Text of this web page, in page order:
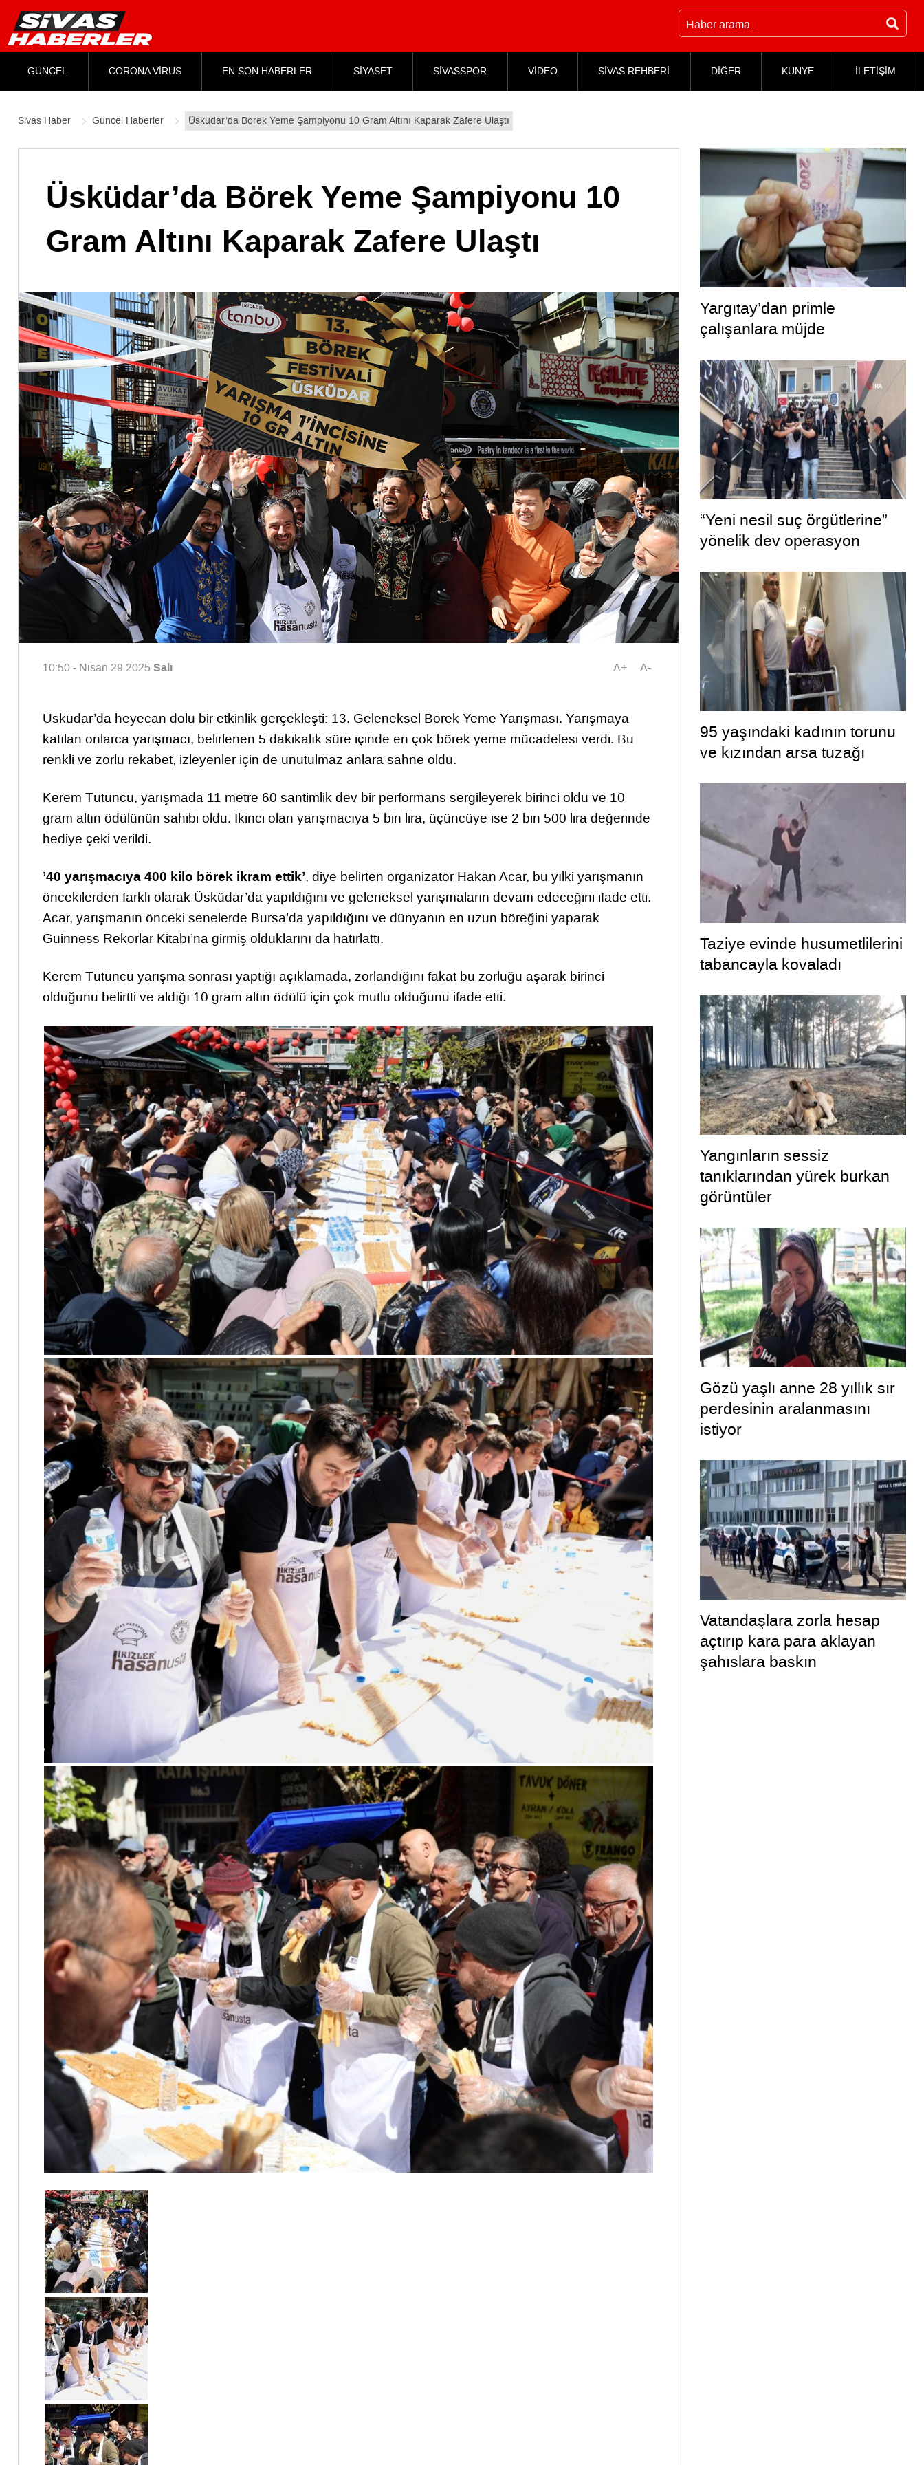
GÜNCEL CORONA VİRÜS EN SON HABERLER SİYASET SİVASSPOR VİDEO SİVAS REHBERİ DİĞER KÜNYE İLETİŞİM
Sivas Haber Güncel Haberler Üsküdar’da Börek Yeme Şampiyonu 10 Gram Altını Kaparak Zafere Ulaştı
Üsküdar’da Börek Yeme Şampiyonu 10
Gram Altını Kaparak Zafere Ulaştı
10:50 - Nisan 29 2025Salı A+ A-
Üsküdar’da heyecan dolu bir etkinlik gerçekleşti: 13. Geleneksel Börek Yeme Yarışması. Yarışmaya
katılan onlarca yarışmacı, belirlenen 5 dakikalık süre içinde en çok börek yeme mücadelesi verdi. Bu
renkli ve zorlu rekabet, izleyenler için de unutulmaz anlara sahne oldu.
Kerem Tütüncü, yarışmada 11 metre 60 santimlik dev bir performans sergileyerek birinci oldu ve 10
gram altın ödülünün sahibi oldu. İkinci olan yarışmacıya 5 bin lira, üçüncüye ise 2 bin 500 lira değerinde
hediye çeki verildi.
’40 yarışmacıya 400 kilo börek ikram ettik’, diye belirten organizatör Hakan Acar, bu yılki yarışmanın
öncekilerden farklı olarak Üsküdar’da yapıldığını ve geleneksel yarışmaların devam edeceğini ifade etti.
Acar, yarışmanın önceki senelerde Bursa’da yapıldığını ve dünyanın en uzun böreğini yaparak
Guinness Rekorlar Kitabı’na girmiş olduklarını da hatırlattı.
Kerem Tütüncü yarışma sonrası yaptığı açıklamada, zorlandığını fakat bu zorluğu aşarak birinci
olduğunu belirtti ve aldığı 10 gram altın ödülü için çok mutlu olduğunu ifade etti.
Yargıtay’dan primle
çalışanlara müjde
“Yeni nesil suç örgütlerine”
yönelik dev operasyon
95 yaşındaki kadının torunu
ve kızından arsa tuzağı
Taziye evinde husumetlilerini
tabancayla kovaladı
Yangınların sessiz
tanıklarından yürek burkan
görüntüler
Gözü yaşlı anne 28 yıllık sır
perdesinin aralanmasını
istiyor
Vatandaşlara zorla hesap
açtırıp kara para aklayan
şahıslara baskın